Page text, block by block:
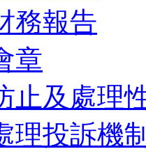
務報告
章
止及處理
理投訴機制